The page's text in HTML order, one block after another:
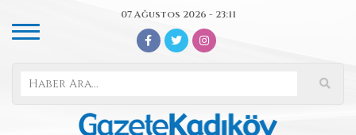
07 Ağustos 2026 - 23:11